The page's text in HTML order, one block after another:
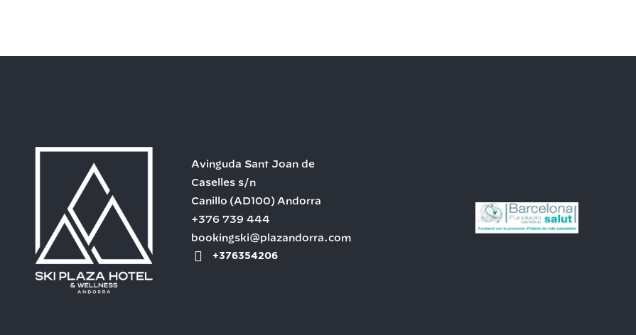
Avinguda Sant Joan de
Caselles s/n
Canillo (AD100) Andorra
+376 739 444
bookingski@plazandorra.com
+376354206